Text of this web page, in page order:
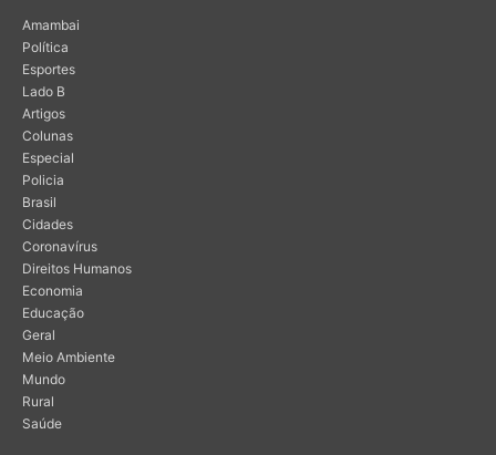
Amambai
Política
Esportes
Lado B
Artigos
Colunas
Especial
Policia
Brasil
Cidades
Coronavírus
Direitos Humanos
Economia
Educação
Geral
Meio Ambiente
Mundo
Rural
Saúde